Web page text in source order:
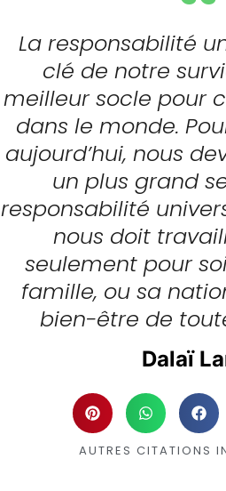
La responsabilité
clé de notre
meilleur socle pour
dans le monde.
aujourd’hui, nous
un plus grand
responsabilité
nous doit
seulement pour
famille, ou sa
bien-être de
Dalaï
AUTRES CITATIONS